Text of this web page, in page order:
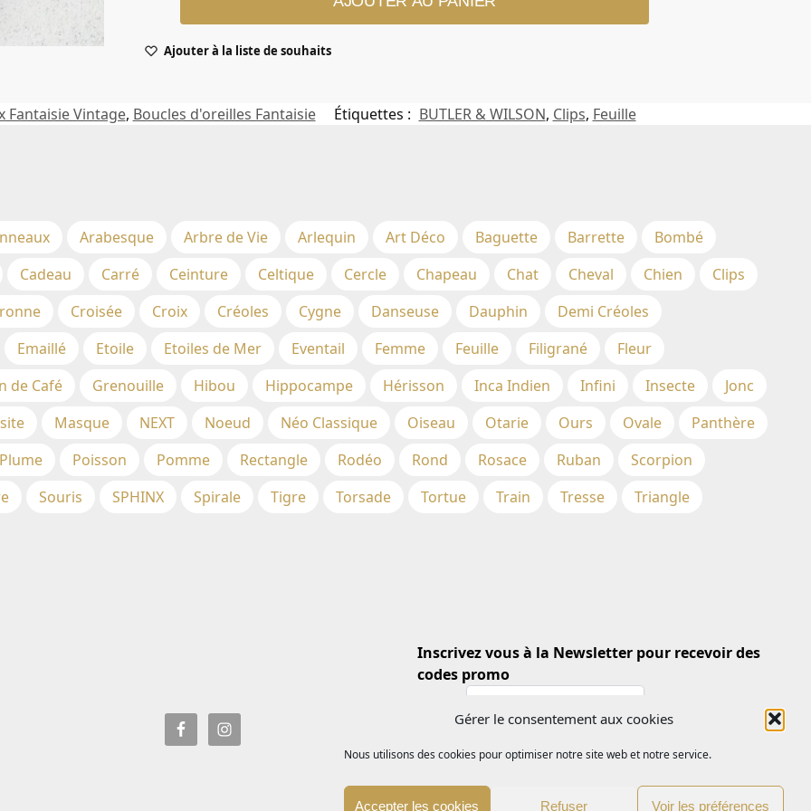
Gérer le consentement aux cookies
Nous utilisons des cookies pour optimiser notre site web et notre service.
Accepter les cookies Refuser Voir les préférences
Ajouter à la liste de souhaits
Fantaisie Vintage, Boucles d'oreilles Fantaisie Étiquettes : BUTLER & WILSON, Clips, Feuille
Arabesque Arbre de Vie Arlequin Art Déco Baguette Barrette
Bombé
Cadeau
Carré Ceinture Celtique Cercle Chapeau Chat Cheval Chien
Clips
Croisée Croix Créoles Cygne Danseuse Dauphin
Demi Créoles
Emaillé
Etoile Etoiles de Mer Eventail Femme Feuille Filigrané
Fleur
de Café
Grenouille Hibou Hippocampe Hérisson Inca Indien Infini Insecte
Jonc
Masque NEXT Noeud Néo Classique Oiseau Otarie Ours Ovale
Panthère
Poisson Pomme Rectangle Rodéo Rond Rosace Ruban
Scorpion
Souris SPHINX Spirale Tigre Torsade Tortue Train Tresse Triangle
Inscrivez vous à la Newsletter pour recevoir des
codes promo